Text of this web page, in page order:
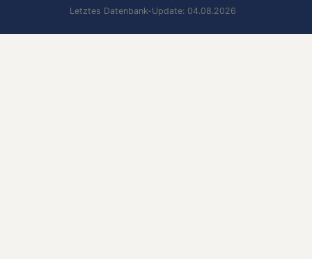
Letztes Datenbank-Update: 04.08.2026